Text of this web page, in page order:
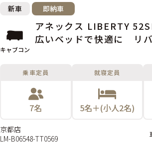
新車 即納車
キャブコン
アネックス LIBERTY
広いベッドで快適に リ
乗車定員
7名
就寝定員
5名＋(小人2名)
京都店
LM-B06548-TT0569